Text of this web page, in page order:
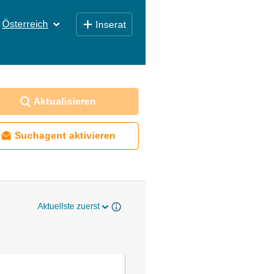
Österreich Inserat
Aktualisieren
Suchagent aktivieren
Aktuellste zuerst